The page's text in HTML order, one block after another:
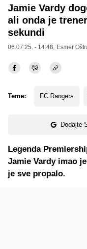
Jamie Vardy
ali onda je
sekundi
06.07.25. - 14:48, Esmer
Teme: FC Rangers
Dodajte
Legenda
Jamie Vardy imao
je sve propalo.